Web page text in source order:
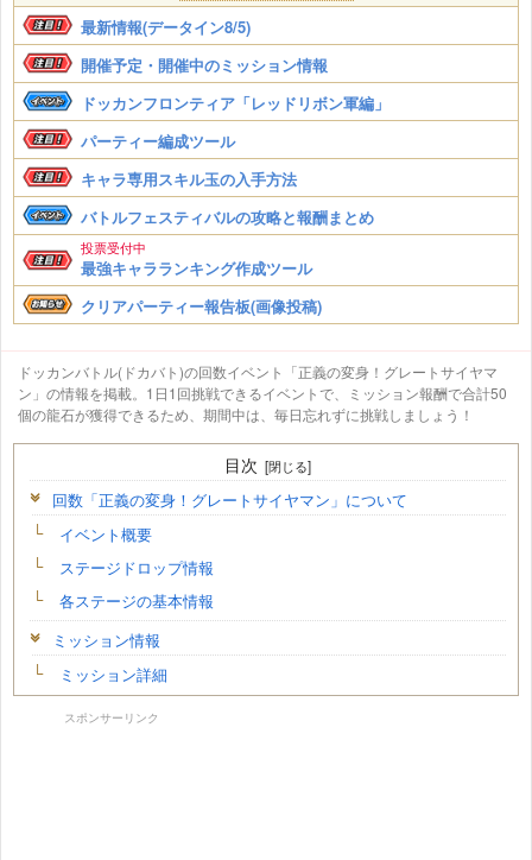
最新情報(データイン8/5)
開催予定・開催中のミッション情報
ドッカンフロンティア「レッドリボン軍編」
パーティー編成ツール
キャラ専用スキル玉の入手方法
バトルフェスティバルの攻略と報酬まとめ
投票受付中
最強キャラランキング作成ツール
クリアパーティー報告板(画像投稿)
ドッカンバトル(ドカバト)の回数イベント「正義の変身！グレートサイヤマ
ン」の情報を掲載。1日1回挑戦できるイベントで、ミッション報酬で合計50
個の龍石が獲得できるため、期間中は、毎日忘れずに挑戦しましょう！
目次
回数「正義の変身！グレートサイヤマン」について
イベント概要
ステージドロップ情報
各ステージの基本情報
ミッション情報
ミッション詳細
スポンサーリンク